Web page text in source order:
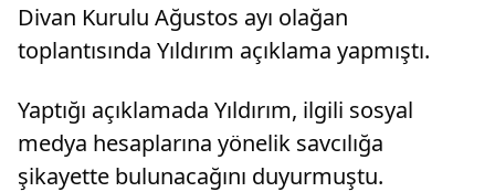
Divan Kurulu Ağustos ayı olağan
toplantısında Yıldırım açıklama yapmıştı.
Yaptığı açıklamada Yıldırım, ilgili sosyal
medya hesaplarına yönelik savcılığa
şikayette bulunacağını duyurmuştu.